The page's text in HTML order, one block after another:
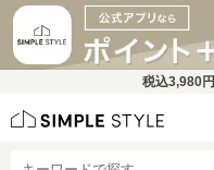
税込3,980円